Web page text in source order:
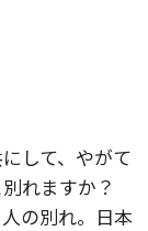
して、やがて
れますか？
の別れ。日本